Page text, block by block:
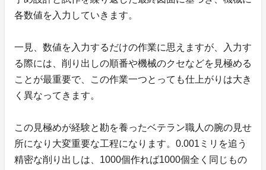
各数値を入力していきます。
一見、数値を入力するだけの作業に思えますが、入力す
る際には、削り出しの順番や機械のクセなどを見極める
ことが最重要で、この作業一つとっても仕上がりは大き
く異なってきます。
この見極めが経験と勘を養ったベテラン職人の腕の見せ
所になり大変重要な工程になります。0.001ミリを追う
精密な削り出しは、1000個作れば1000個全く同じもの